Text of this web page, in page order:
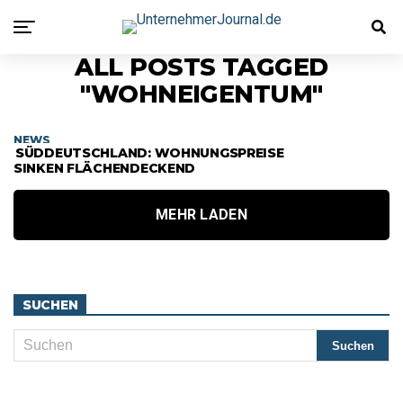
ALL POSTS TAGGED
"WOHNEIGENTUM"
NEWS
SÜDDEUTSCHLAND: WOHNUNGSPREISE
SINKEN FLÄCHENDECKEND
MEHR LADEN
SUCHEN